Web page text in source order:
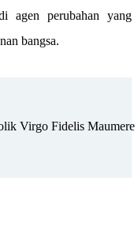
agen perubahan yang
bangsa.